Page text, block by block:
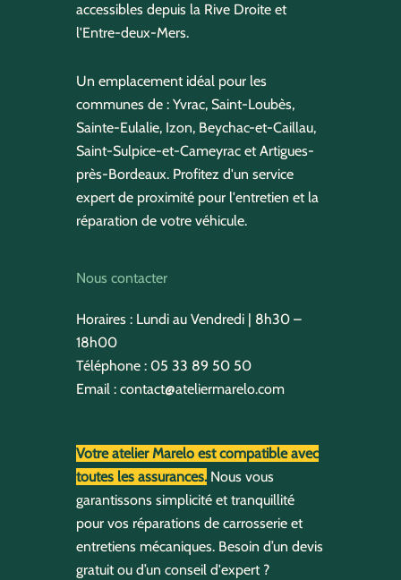
accessibles depuis la Rive Droite et
l'Entre-deux-Mers.
Un emplacement idéal pour les
communes de : Yvrac, Saint-Loubès,
Sainte-Eulalie, Izon, Beychac-et-Caillau,
Saint-Sulpice-et-Cameyrac et Artigues-
près-Bordeaux. Profitez d'un service
expert de proximité pour l'entretien et la
réparation de votre véhicule.
Nous contacter
Horaires : Lundi au Vendredi | 8h30 –
18h00
Téléphone : 05 33 89 50 50
Email : contact@ateliermarelo.com
Votre atelier Marelo est compatible avec
toutes les assurances. Nous vous
garantissons simplicité et tranquillité
pour vos réparations de carrosserie et
entretiens mécaniques. Besoin d’un devis
gratuit ou d’un conseil d'expert ?